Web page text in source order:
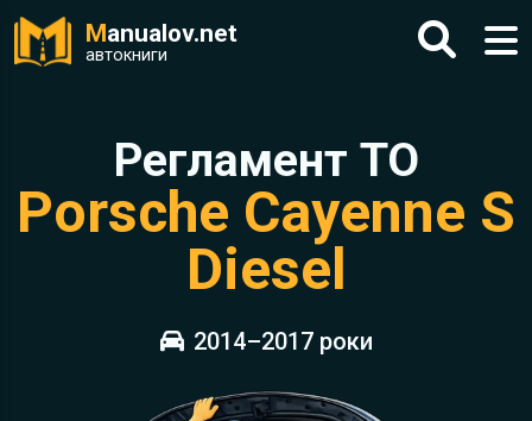
Manualov.net
автокниги
Регламент ТО
Porsche Cayenne S
Diesel
2014–2017 роки